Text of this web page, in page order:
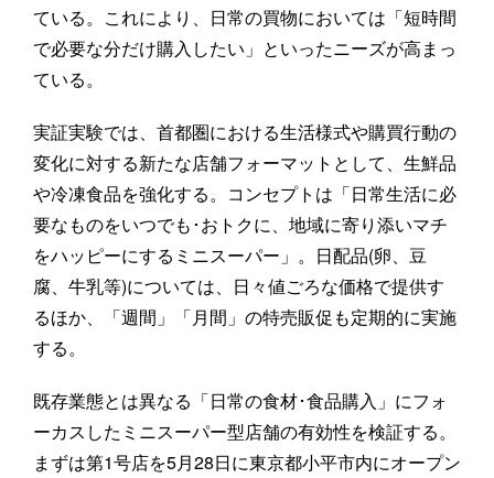
ている。これにより、日常の買物においては「短時間
で必要な分だけ購入したい」といったニーズが高まっ
ている。
実証実験では、首都圏における生活様式や購買行動の
変化に対する新たな店舗フォーマットとして、生鮮品
や冷凍食品を強化する。コンセプトは「日常生活に必
要なものをいつでも･おトクに、地域に寄り添いマチ
をハッピーにするミニスーパー」。日配品(卵、豆
腐、牛乳等)については、日々値ごろな価格で提供す
るほか、「週間」「月間」の特売販促も定期的に実施
する。
既存業態とは異なる「日常の食材･食品購入」にフォ
ーカスしたミニスーパー型店舗の有効性を検証する。
まずは第1号店を5月28日に東京都小平市内にオープン